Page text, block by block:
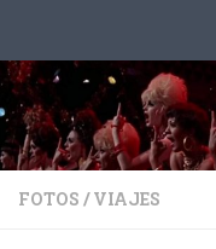
FOTOS / VIAJES